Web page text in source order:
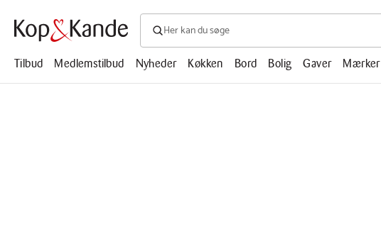
Søg efter produkter, artikler, opskrifter, mm.
Søg
efter
artikler,
Tilbud
Medlemstilbud Nyheder Køkken Bord Bolig Gaver Mærker